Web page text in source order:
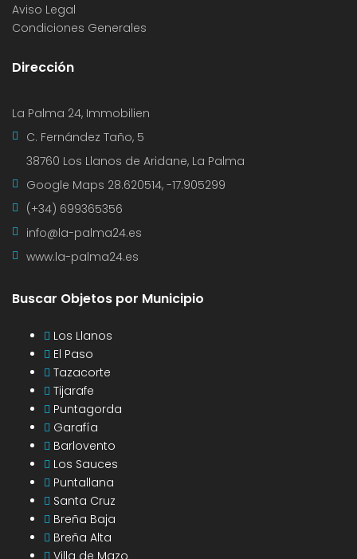
Aviso Legal
Condiciones Generales
Dirección
La Palma 24, Immobilien
C. Fernández Taño, 5
38760 Los Llanos de Aridane, La Palma
Google Maps 28.620514, -17.905299
(+34) 699365356
info@la-palma24.es
www.la-palma24.es
Buscar Objetos por Municipio
Los Llanos
El Paso
Tazacorte
Tijarafe
Puntagorda
Garafía
Barlovento
Los Sauces
Puntallana
Santa Cruz
Breña Baja
Breña Alta
Villa de Mazo